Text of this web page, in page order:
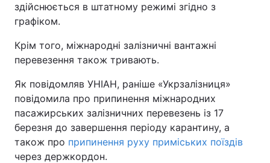
здійснюється в штатному режимі згідно з
графіком.
Крім того, міжнародні залізничні вантажні
перевезення також тривають.
Як повідомляв УНІАН, раніше «Укрзалізниця»
повідомила про припинення міжнародних
пасажирських залізничних перевезень із 17
березня до завершення періоду карантину, а
також про припинення руху приміських поїздів
через держкордон.